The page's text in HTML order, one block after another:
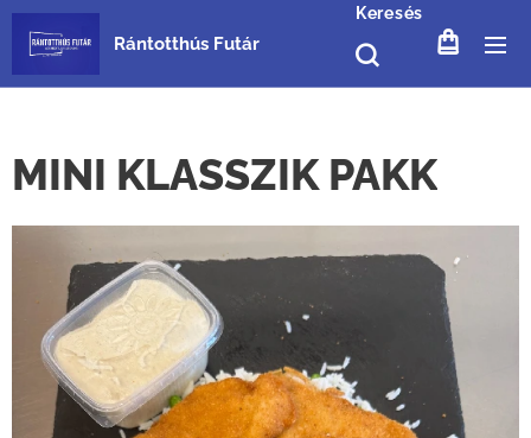
Rántotthús Futár
Keresés
MINI KLASSZIK PAKK